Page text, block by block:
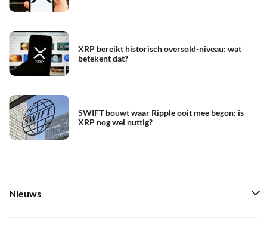
XRP bereikt historisch oversold-niveau: wat
betekent dat?
SWIFT bouwt waar Ripple ooit mee begon: is
XRP nog wel nuttig?
Nieuws